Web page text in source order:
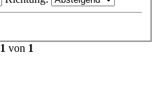
1 von 1